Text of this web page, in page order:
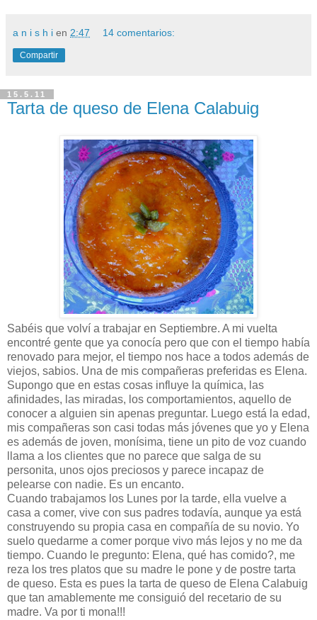
a n i s h i en 2:47 14 comentarios:
Compartir
15.5.11
Tarta de queso de Elena Calabuig
Sabéis que volví a trabajar en Septiembre. A mi vuelta
encontré gente que ya conocía pero que con el tiempo había
renovado para mejor, el tiempo nos hace a todos además de
viejos, sabios. Una de mis compañeras preferidas es Elena.
Supongo que en estas cosas influye la química, las
afinidades, las miradas, los comportamientos, aquello de
conocer a alguien sin apenas preguntar. Luego está la edad,
mis compañeras son casi todas más jóvenes que yo y Elena
es además de joven, monísima, tiene un pito de voz cuando
llama a los clientes que no parece que salga de su
personita, unos ojos preciosos y parece incapaz de
pelearse con nadie. Es un encanto.
Cuando trabajamos los Lunes por la tarde, ella vuelve a
casa a comer, vive con sus padres todavía, aunque ya está
construyendo su propia casa en compañía de su novio. Yo
suelo quedarme a comer porque vivo más lejos y no me da
tiempo. Cuando le pregunto: Elena, qué has comido?, me
reza los tres platos que su madre le pone y de postre tarta
de queso. Esta es pues la tarta de queso de Elena Calabuig
que tan amablemente me consiguió del recetario de su
madre. Va por ti mona!!!